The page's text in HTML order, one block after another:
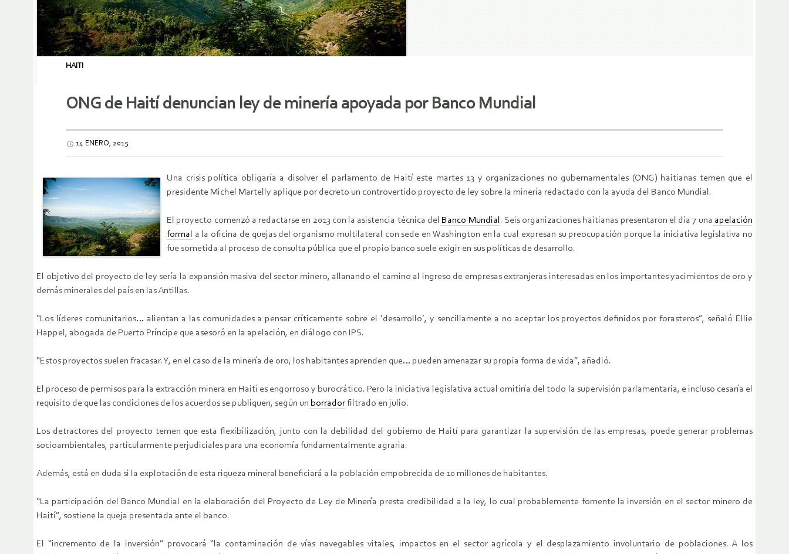
HAITI
ONG de Haití denuncian ley de minería apoyada por Banco Mundial
14 ENERO, 2015
Una crisis política obligaría a disolver el parlamento de Haití este martes 13 y organizaciones no gubernamentales (ONG) haitianas temen que el
presidente Michel Martelly aplique por decreto un controvertido proyecto de ley sobre la minería redactado con la ayuda del Banco Mundial.
El proyecto comenzó a redactarse en 2013 con la asistencia técnica del Banco Mundial . Seis organizaciones haitianas presentaron el día 7 una apelación
formal
a la oficina de quejas del organismo multilateral con sede en Washington en la cual expresan su preocupación porque la iniciativa legislativa no
fue sometida al proceso de consulta pública que el propio banco suele exigir en sus políticas de desarrollo.
El objetivo del proyecto de ley sería la expansión masiva del sector minero, allanando el camino al ingreso de empresas extranjeras interesadas en los importantes yacimientos de oro y
demás minerales del país en las Antillas.
“Los líderes comunitarios… alientan a las comunidades a pensar críticamente sobre el ‘desarrollo’, y sencillamente a no aceptar los proyectos definidos por forasteros”, señaló Ellie
Happel, abogada de Puerto Príncipe que asesoró en la apelación, en diálogo con IPS.
“Estos proyectos suelen fracasar. Y, en el caso de la minería de oro, los habitantes aprenden que… pueden amenazar su propia forma de vida”, añadió.
El proceso de permisos para la extracción minera en Haití es engorroso y burocrático. Pero la iniciativa legislativa actual omitiría del todo la supervisión parlamentaria, e incluso cesaría el
requisito de que las condiciones de los acuerdos se publiquen, según un borradorfiltrado en julio.
Los detractores del proyecto temen que esta flexibilización, junto con la debilidad del gobierno de Haití para garantizar la supervisión de las empresas, puede generar problemas
socioambientales, particularmente perjudiciales para una economía fundamentalmente agraria.
Además, está en duda si la explotación de esta riqueza mineral beneficiará a la población empobrecida de 10 millones de habitantes.
“La participación del Banco Mundial en la elaboración del Proyecto de Ley de Minería presta credibilidad a la ley, lo cual probablemente fomente la inversión en el sector minero de
Haití”, sostiene la queja presentada ante el banco.
El “incremento de la inversión” provocará “la contaminación de vías navegables vitales, impactos en el sector agrícola y el desplazamiento involuntario de poblaciones. A los